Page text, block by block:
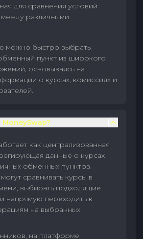
для сравнения условий
различными
можно быстро выбрать
пункт из широкого
основываясь на
о курсах, комиссиях и
как централизованная
данные о курсах
обменных пунктов.
сравнивать курсы в
выбирать подходящие
напрямую переходить к
на выбранных
на платформе